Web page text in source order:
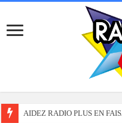
AIDEZ RADIO PLUS EN